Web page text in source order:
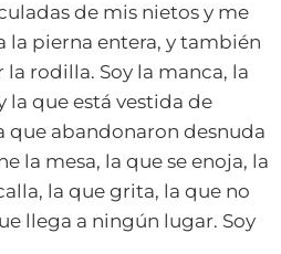
de mis nietos y me
la pierna entera, y también
rodilla. Soy la manca, la
la que está vestida de
que abandonaron desnuda
la mesa, la que se enoja, la
la que grita, la que no
llega a ningún lugar. Soy